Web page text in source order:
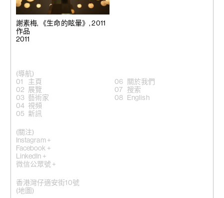
謝素梅, 《生命的眩暈》, 2011
作品
2011
香港灣仔適安街10號
(地圖 )
(導航)
主頁
展覽
藝術家
視頻
新訊
關於我們
搜索
English
(關注)
Instagram +
Facebook +
LinkedIn +
微信公眾號 +